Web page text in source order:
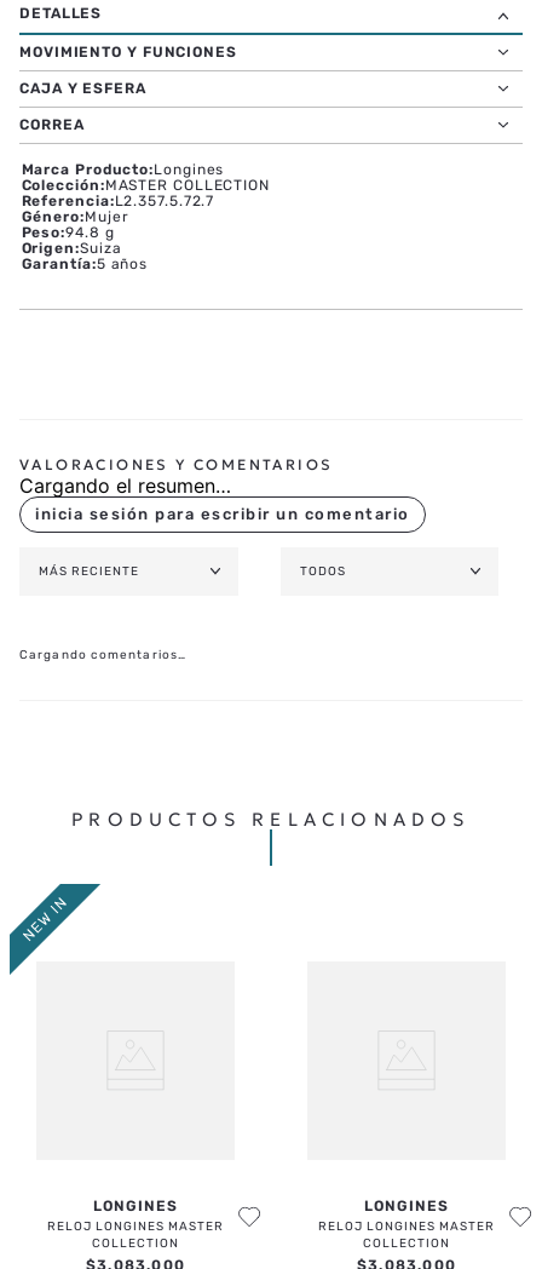
MOVIMIENTO Y FUNCIONES
CAJA Y ESFERA
CORREA
Marca Producto:Longines
Colección:MASTER COLLECTION
Referencia:L2.357.5.72.7
Género:Mujer
Peso:94.8 g
Origen:Suiza
Garantía:5 años
Cargando el resumen…
MÁS RECIENTE TODOS
Cargando comentarios…
PRODUCTOS RELACIONADOS
LONGINES
RELOJ LONGINES MASTER
COLLECTION
$3.083.000
LONGINES
RELOJ LONGINES MASTER
COLLECTION
$3.083.000